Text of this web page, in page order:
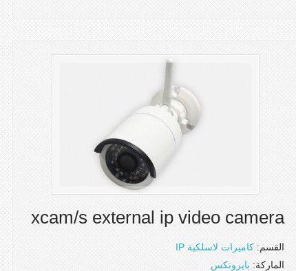
xcam/s external ip video camera
القسم: كاميرات لاسلكية IP
الماركة: بايرونكس